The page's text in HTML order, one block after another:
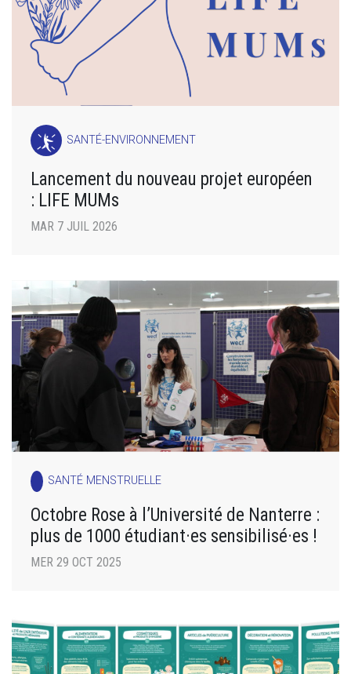
SANTÉ-ENVIRONNEMENT
Lancement du nouveau projet européen
: LIFE MUMs
MAR 7 JUIL 2026
SANTÉ MENSTRUELLE
Octobre Rose à l’Université de Nanterre :
plus de 1000 étudiant·es sensibilisé·es !
MER 29 OCT 2025